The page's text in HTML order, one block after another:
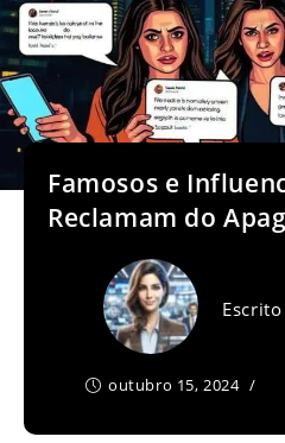
Famosos e
Reclamam do
outubro 15, 2024